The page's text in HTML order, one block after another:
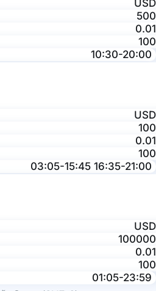
USD
500
0.01
100
10:30-20:00
USD
100
0.01
100
03:05-15:45 16:35-21:00
USD
100000
0.01
100
01:05-23:59